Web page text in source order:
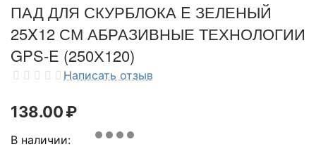
ПАД ДЛЯ СКУРБЛОКА E ЗЕЛЕНЫЙ
25X12 СМ АБРАЗИВНЫЕ ТЕХНОЛОГИИ
GPS-E (250Х120)
Написать отзыв
138.00₽
В наличии: